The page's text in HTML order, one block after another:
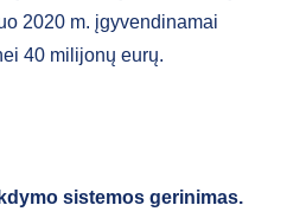
2020 m. įgyvendinamai
40 milijonų eurų.
sistemos gerinimas.